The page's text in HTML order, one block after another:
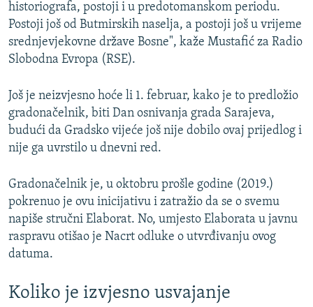
historiografa, postoji i u predotomanskom periodu.
Postoji još od Butmirskih naselja, a postoji još u vrijeme
srednjevjekovne države Bosne", kaže Mustafić za Radio
Slobodna Evropa (RSE).
Još je neizvjesno hoće li 1. februar, kako je to predložio
gradonačelnik, biti Dan osnivanja grada Sarajeva,
budući da Gradsko vijeće još nije dobilo ovaj prijedlog i
nije ga uvrstilo u dnevni red.
Gradonačelnik je, u oktobru prošle godine (2019.)
pokrenuo je ovu inicijativu i zatražio da se o svemu
napiše stručni Elaborat. No, umjesto Elaborata u javnu
raspravu otišao je Nacrt odluke o utvrđivanju ovog
datuma.
Koliko je izvjesno usvajanje